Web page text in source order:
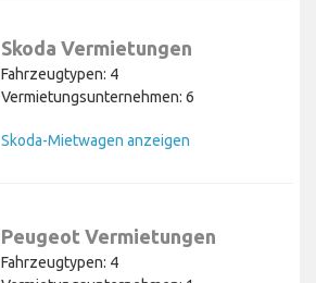
Skoda Vermietungen
Fahrzeugtypen: 4
Vermietungsunternehmen: 6
Skoda-Mietwagen anzeigen
Peugeot Vermietungen
Fahrzeugtypen: 4